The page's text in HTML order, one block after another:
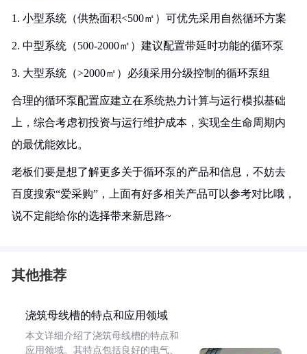
1. 小型系统（供热面积<500㎡）可优先采用自然循环方案
2. 中型系统（500-2000㎡）建议配置带延时功能的循环泵
3. 大型系统（>2000㎡）必须采用分级控制的循环泵组
合理的循环泵配置应建立在系统热力计算与运行模拟基础
上，综合考虑初投资与运行维护成本，实现全生命周期内
的最优能效比。
老板们要是想了解更多关于循环泵的产品和信息，不妨去
百度搜索“爱采购”，上面有好多相关产品可以参考对比哦，
说不定能给你的选择带来新思路~
其他推荐
浇筑母线槽的特点和应用领域
本文详细介绍了浇筑母线槽的特点和
应用领域。其特点包括良好的电气、